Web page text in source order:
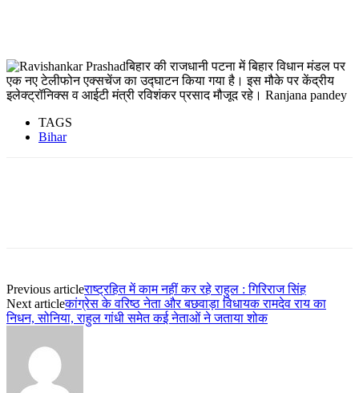
बिहार की राजधानी पटना में बिहार विधान मंडल पर
एक नए टेलीफोन एक्सचेंज का उद्घाटन किया गया है। इस मौके पर केंद्रीय
इलेक्ट्रॉनिक्स व आईटी मंत्री रविशंकर प्रसाद मौजूद रहे। Ranjana pandey
TAGS
Bihar
Previous articleराष्ट्रहित में काम नहीं कर रहे राहुल : गिरिराज सिंह
Next articleकांग्रेस के वरिष्ठ नेता और बछवाड़ा विधायक रामदेव राय का
निधन, सोनिया, राहुल गांधी समेत कई नेताओं ने जताया शोक